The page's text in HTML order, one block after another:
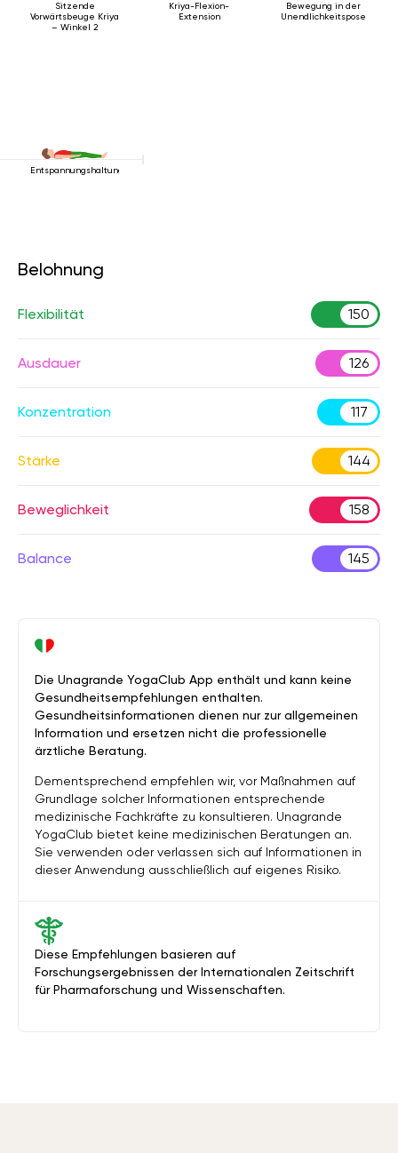
Sitzende
Vorwärtsbeuge Kriya
– Winkel 2
Kriya-Flexion-
Extension
Bewegung in der
Unendlichkeitspose
Entspannungshaltung
Belohnung
Flexibilität 150
Ausdauer 126
Konzentration 117
Stärke 144
Beweglichkeit 158
Balance 145
Diese Empfehlungen basieren auf
Forschungsergebnissen der Internationalen Zeitschrift
für Pharmaforschung und Wissenschaften.
Die Unagrande YogaClub App enthält und kann keine
Gesundheitsempfehlungen enthalten.
Gesundheitsinformationen dienen nur zur allgemeinen
Information und ersetzen nicht die professionelle
ärztliche Beratung.
Dementsprechend empfehlen wir, vor Maßnahmen auf
Grundlage solcher Informationen entsprechende
medizinische Fachkräfte zu konsultieren. Unagrande
YogaClub bietet keine medizinischen Beratungen an.
Sie verwenden oder verlassen sich auf Informationen in
dieser Anwendung ausschließlich auf eigenes Risiko.